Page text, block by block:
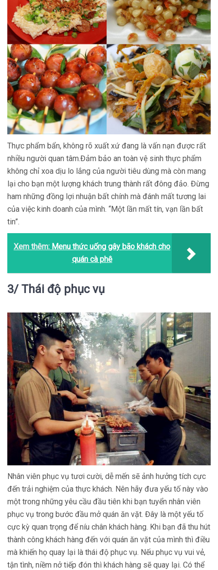
Thực phẩm bẩn, không rõ xuất xứ đang là vấn nạn được rất
nhiều người quan tâm.Đảm bảo an toàn vệ sinh thực phẩm
không chỉ xoa dịu lo lắng của người tiêu dùng mà còn mang
lại cho bạn một lượng khách trung thành rất đông đảo. Đừng
ham những đồng lợi nhuận bất chính mà đánh mất tương lai
của việc kinh doanh của mình. “Một lần mất tín, vạn lần bất
tin”.
Xem thêm: Menu thức uống gây bão khách cho
quán cà phê
3/ Thái độ phục vụ
Nhân viên phục vụ tươi cười, dễ mến sẽ ảnh hưởng tích cực
đến trải nghiệm của thực khách. Nên hãy đưa yếu tố này vào
một trong những yêu cầu đầu tiên khi bạn tuyển nhân viên
phục vụ trong bước đầu mở quán ăn vặt. Đây là một yếu tố
cực kỳ quan trọng để níu chân khách hàng. Khi bạn đã thu hút
thành công khách hàng đến với quán ăn vặt của mình thì điều
mà khiến họ quay lại là thái độ phục vụ. Nếu phục vụ vui vẻ,
tận tình, niềm nở tiếp đón thì khách hàng sẽ quay lại. Có thể